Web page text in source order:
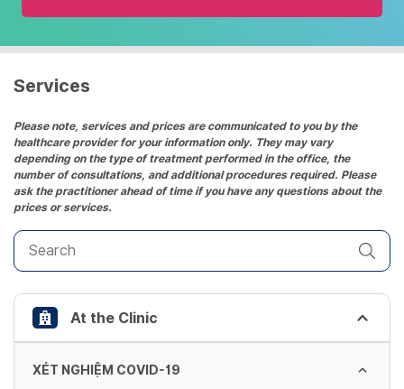
and
date.
the
question
mark
key
to
get
the
keyboard
shortcuts
for
changing
dates.
Services
Please note, services and prices are communicated to you by the
healthcare provider for your information only. They may vary
depending on the type of treatment performed in the office, the
number of consultations, and additional procedures required. Please
ask the practitioner ahead of time if you have any questions about the
prices or services.
At the Clinic
XÉT NGHIỆM COVID-19